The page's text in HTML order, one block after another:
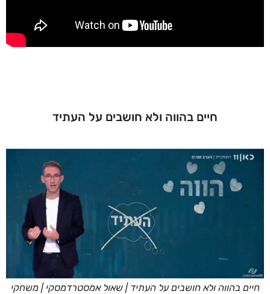
חיים בהווה ולא חושבים על העתיד
חיים בהווה ולא חושבים על העתיד | שאול אמסטרדמסקי | משחקי